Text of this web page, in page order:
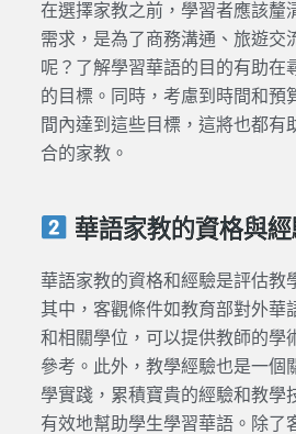
在選擇家教之前，學習者應該釐
需求，是為了商務溝通、旅遊交
呢？了解學習華語的目的有助在
的目標。同時，考慮到時間和預
間內達到這些目標，這將也都有
合的家教。
華語家教的資格與
華語家教的資格和經驗是評估教
其中，客觀條件如教育部對外華
和相關學位，可以提供教師的學
參考。此外，教學經驗也是一個
學實踐，累積寶貴的經驗和教學
有效地幫助學生學習華語。除了